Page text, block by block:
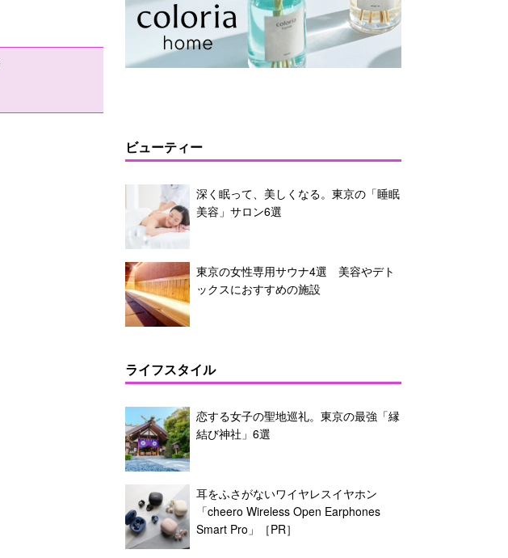
ビューティー
深く眠って、美しくなる。東京の「睡眠
美容」サロン6選
東京の女性専用サウナ4選 美容やデト
ックスにおすすめの施設
ライフスタイル
恋する女子の聖地巡礼。東京の最強「縁
結び神社」6選
耳をふさがないワイヤレスイヤホン
「cheero Wireless Open Earphones
Smart Pro」［PR］